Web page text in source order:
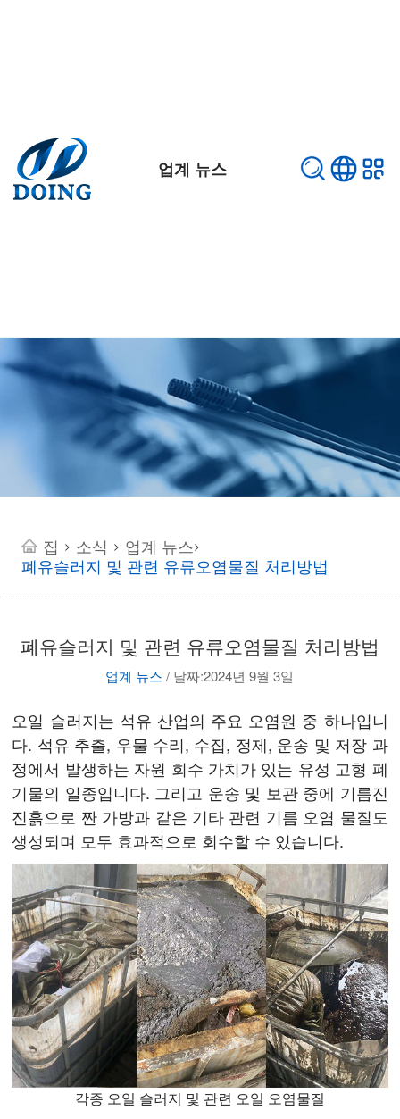
업계 뉴스
집 > 소식 > 업계 뉴스>
폐유슬러지 및 관련 유류오염물질 처리방법
폐유슬러지 및 관련 유류오염물질 처리방법
업계 뉴스 / 날짜:2024년 9월 3일
오일 슬러지는 석유 산업의 주요 오염원 중 하나입니
다. 석유 추출, 우물 수리, 수집, 정제, 운송 및 저장 과
정에서 발생하는 자원 회수 가치가 있는 유성 고형 폐
기물의 일종입니다. 그리고 운송 및 보관 중에 기름진
진흙으로 짠 가방과 같은 기타 관련 기름 오염 물질도
생성되며 모두 효과적으로 회수할 수 있습니다.
각종 오일 슬러지 및 관련 오일 오염물질